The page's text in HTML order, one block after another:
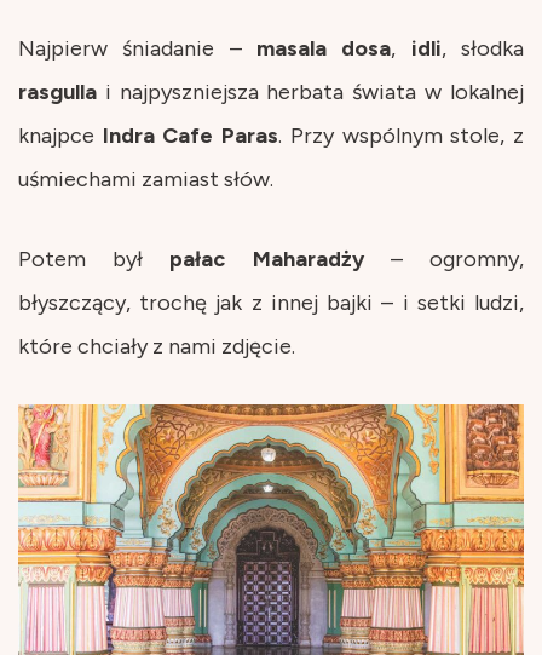
Najpierw śniadanie – masala dosa, idli, słodka
rasgulla i najpyszniejsza herbata świata w lokalnej
knajpce Indra Cafe Paras. Przy wspólnym stole, z
uśmiechami zamiast słów.
Potem był pałac Maharadży– ogromny,
błyszczący, trochę jak z innej bajki – i setki ludzi,
które chciały z nami zdjęcie.